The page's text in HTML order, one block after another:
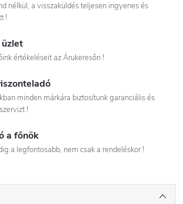
nélkül, a visszaküldés teljesen ingyenes és
!
értékeléseit az Árukeresőn !
minden márkára biztosítunk garanciális és
!
a főnök
a legfontosabb, nem csak a rendeléskor !